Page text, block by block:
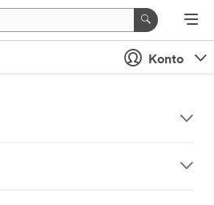
Konto